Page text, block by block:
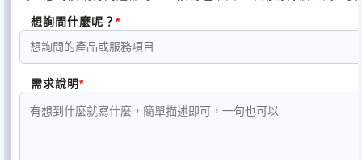
想詢問什麼呢？
需求說明